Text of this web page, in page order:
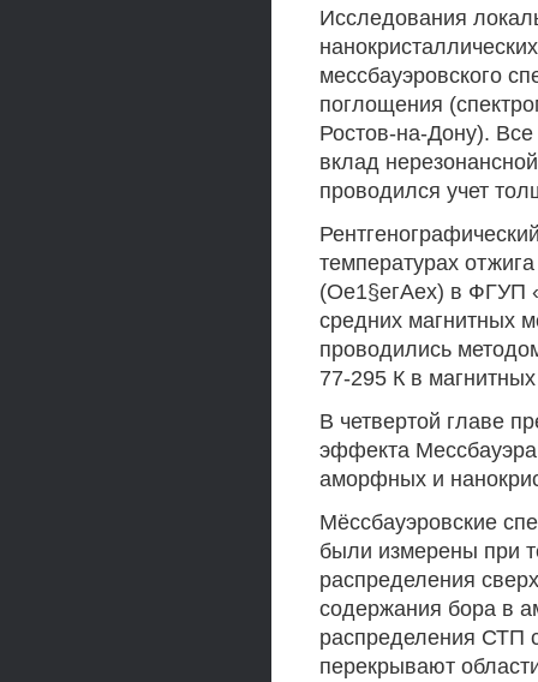
Исследования
мессбауэровского
поглощения
Ростов-на-Дону). Все
вклад
проводился учет
температурах
(Ое1§егАех) в ФГУП
средних магнитных
проводились
77-295 К в
В четвертой главе
эффекта Мессбауэра
аморфных и
Мёссбауэровские
были измерены при
распределения
содержания бора в
распределения СТП
перекрывают